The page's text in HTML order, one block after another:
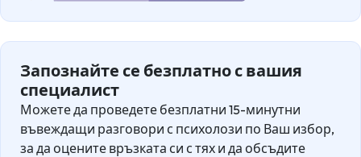
Запознайте се безплатно с вашия
специалист
Можете да проведете безплатни 15-минутни
въвеждащи разговори с психолози по Ваш избор,
за да оцените връзката си с тях и да обсъдите